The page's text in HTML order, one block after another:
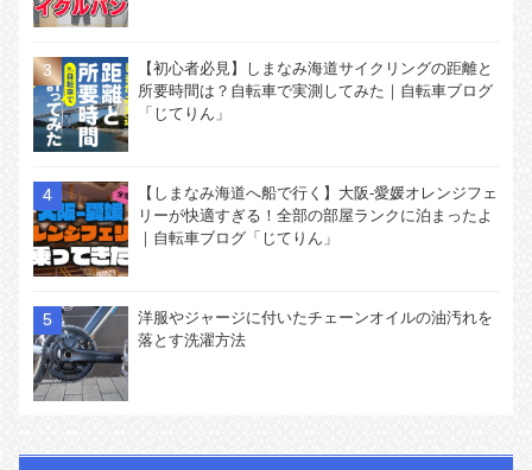
【初心者必見】しまなみ海道サイクリングの距離と
所要時間は？自転車で実測してみた｜自転車ブログ
「じてりん」
【しまなみ海道へ船で行く】大阪-愛媛オレンジフェ
リーが快適すぎる！全部の部屋ランクに泊まったよ
｜自転車ブログ「じてりん」
洋服やジャージに付いたチェーンオイルの油汚れを
落とす洗濯方法